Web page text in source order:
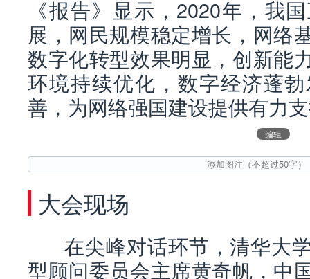
《报告》显示，2020年，我
展，网民规模稳定增长，网络
数字化转型效果明显，创新能
环境持续优化，数字经济蓬
善，为网络强国建设提供有力
编辑
大会现场
在尖峰对话环节，清华大
型顾问委员会主席黄奇帆，中